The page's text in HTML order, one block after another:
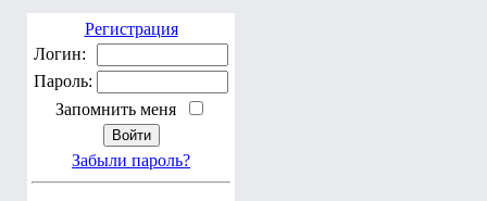
Регистрация
Логин:
Пароль:
Запомнить меня
Забыли пароль?